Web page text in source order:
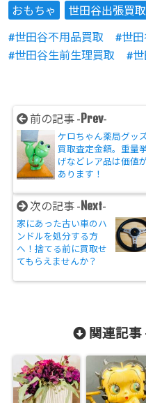
おもちゃ
世田谷出張買取
世田谷不用品買取
世
世田谷生前生理買取
前の記事 -Prev-
ケロちゃん薬局グッ
買取査定金額。重量
げなどレア品は価値
あります！
次の記事 -Next-
家にあった古い車のハ
ンドルを処分する方
へ！捨てる前に買取せ
てもらえませんか？
関連記事